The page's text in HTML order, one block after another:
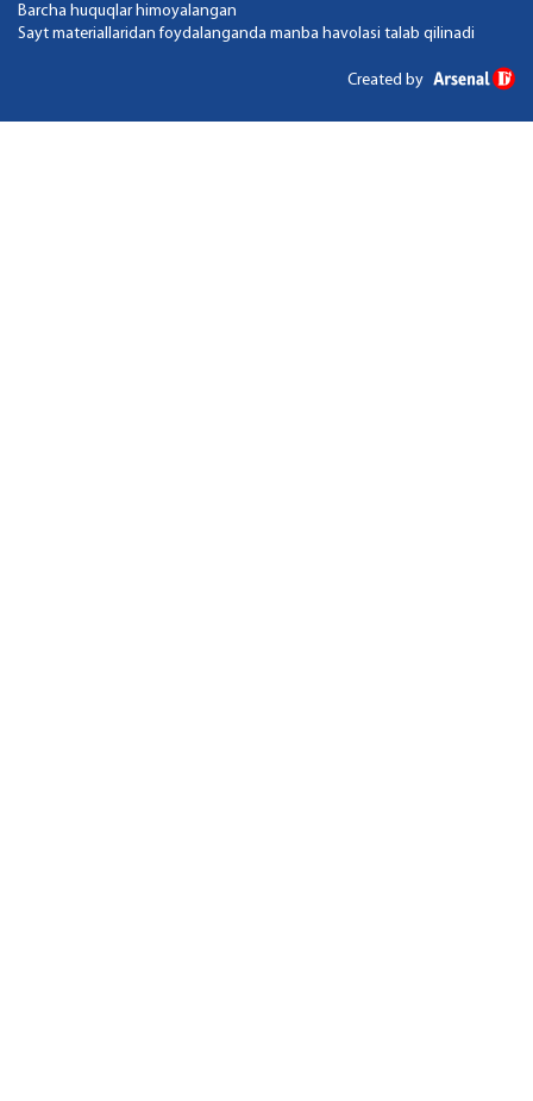
Barcha huquqlar himoyalangan
Sayt materiallaridan foydalanganda manba havolasi talab qilinadi
Created by